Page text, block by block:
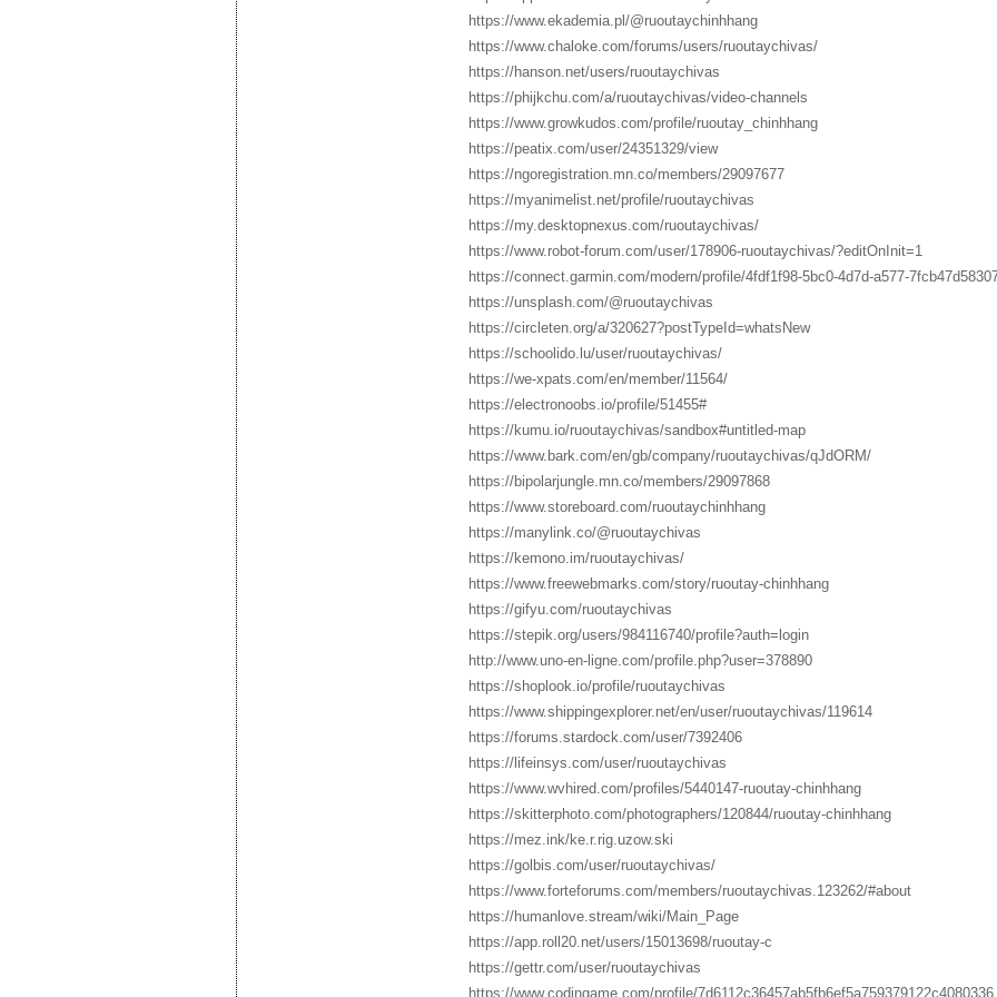
https://www.ekademia.pl/@ruoutaychinhhang
https://www.chaloke.com/forums/users/ruoutaychivas/
https://hanson.net/users/ruoutaychivas
https://phijkchu.com/a/ruoutaychivas/video-channels
https://www.growkudos.com/profile/ruoutay_chinhhang
https://peatix.com/user/24351329/view
https://ngoregistration.mn.co/members/29097677
https://myanimelist.net/profile/ruoutaychivas
https://my.desktopnexus.com/ruoutaychivas/
https://www.robot-forum.com/user/178906-ruoutaychivas/?editOnInit=1
https://connect.garmin.com/modern/profile/4fdf1f98-5bc0-4d7d-a577-
https://unsplash.com/@ruoutaychivas
https://circleten.org/a/320627?postTypeId=whatsNew
https://schoolido.lu/user/ruoutaychivas/
https://we-xpats.com/en/member/11564/
https://electronoobs.io/profile/51455#
https://kumu.io/ruoutaychivas/sandbox#untitled-map
https://www.bark.com/en/gb/company/ruoutaychivas/qJdORM/
https://bipolarjungle.mn.co/members/29097868
https://www.storeboard.com/ruoutaychinhhang
https://manylink.co/@ruoutaychivas
https://kemono.im/ruoutaychivas/
https://www.freewebmarks.com/story/ruoutay-chinhhang
https://gifyu.com/ruoutaychivas
https://stepik.org/users/984116740/profile?auth=login
http://www.uno-en-ligne.com/profile.php?user=378890
https://shoplook.io/profile/ruoutaychivas
https://www.shippingexplorer.net/en/user/ruoutaychivas/119614
https://forums.stardock.com/user/7392406
https://lifeinsys.com/user/ruoutaychivas
https://www.wvhired.com/profiles/5440147-ruoutay-chinhhang
https://skitterphoto.com/photographers/120844/ruoutay-chinhhang
https://mez.ink/ke.r.rig.uzow.ski
https://golbis.com/user/ruoutaychivas/
https://www.forteforums.com/members/ruoutaychivas.123262/#about
https://humanlove.stream/wiki/Main_Page
https://app.roll20.net/users/15013698/ruoutay-c
https://gettr.com/user/ruoutaychivas
https://www.codingame.com/profile/7d6112c36457ab5fb6ef5a759379122c4080336